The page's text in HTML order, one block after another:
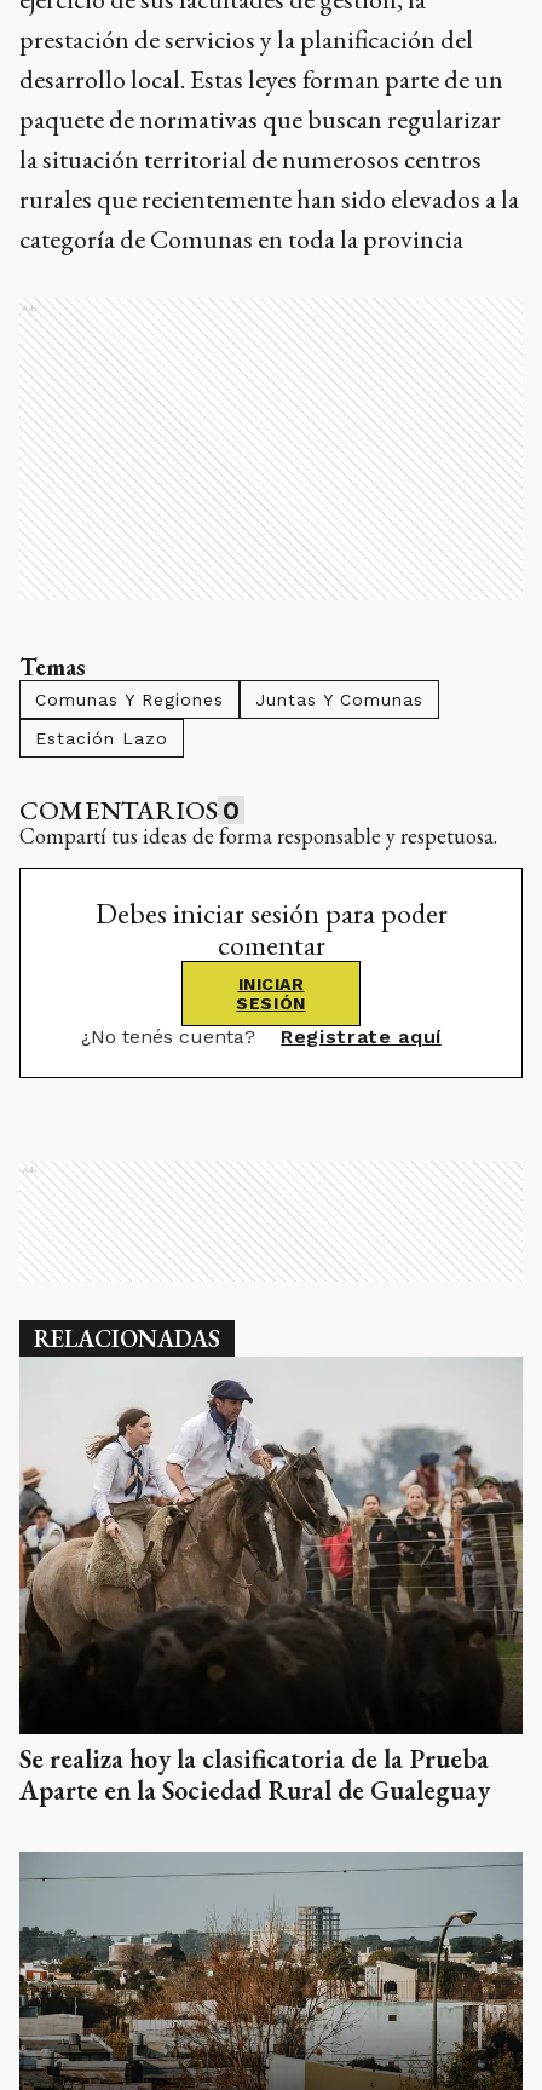
prestación de servicios y la planificación del
desarrollo local. Estas leyes forman parte de un
paquete de normativas que buscan regularizar
la situación territorial de numerosos centros
rurales que recientemente han sido elevados a la
categoría de Comunas en toda la provincia
Ads
Temas
Comunas Y Regiones
Juntas Y Comunas
Estación Lazo
COMENTARIOS 0
Compartí tus ideas de forma responsable y respetuosa.
Debes iniciar sesión para poder
comentar
INICIAR
SESIÓN
¿No tenés cuenta? Registrate aquí
Ads
RELACIONADAS
Se realiza hoy la clasificatoria de la Prueba
Aparte en la Sociedad Rural de Gualeguay